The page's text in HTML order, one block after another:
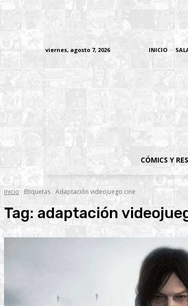
viernes, agosto 7, 2026 INICIO
CÓMICS Y
Inicio Etiquetas Adaptación videojuego cine
Tag: adaptación